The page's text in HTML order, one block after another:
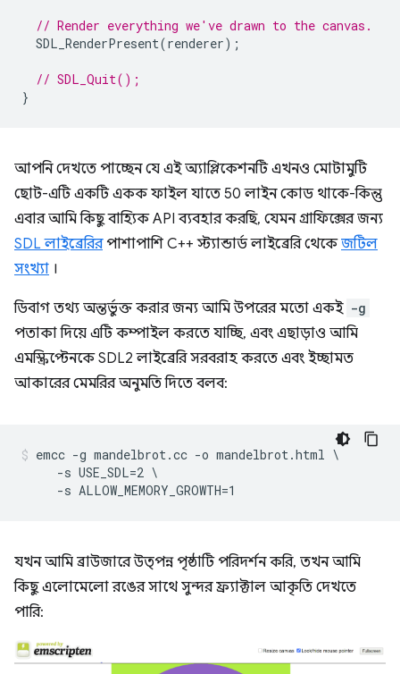
// Render everything we've drawn to the canvas.
SDL_RenderPresent(renderer);
// SDL_Quit();
}
আপনি দেখতে পাচ্ছেন যে এই অ্যাপ্লিকেশনটি এখনও মোটামুটি
ছোট-এটি একটি একক ফাইল যাতে 50 লাইন কোড থাকে-কিন্তু
এবার আমি কিছু বাহ্যিক API ব্যবহার করছি, যেমন গ্রাফিক্সের জন্য
SDL লাইব্রেরিরপাশাপাশি C++ স্ট্যান্ডার্ড লাইব্রেরি থেকেজটিল
সংখ্যা ।
ডিবাগ তথ্য অন্তর্ভুক্ত করার জন্য আমি উপরের মতো একই -g
পতাকা দিয়ে এটি কম্পাইল করতে যাচ্ছি, এবং এছাড়াও আমি
এমস্ক্রিপ্টেনকে SDL2 লাইব্রেরি সরবরাহ করতে এবং ইচ্ছামত
আকারের মেমরির অনুমতি দিতে বলব:
emcc -g mandelbrot.cc -o mandelbrot.html \
     -s USE_SDL=2 \
যখন আমি ব্রাউজারে উত্পন্ন পৃষ্ঠাটি পরিদর্শন করি, তখন আমি
কিছু এলোমেলো রঙের সাথে সুন্দর ফ্র্যাক্টাল আকৃতি দেখতে
পারি: